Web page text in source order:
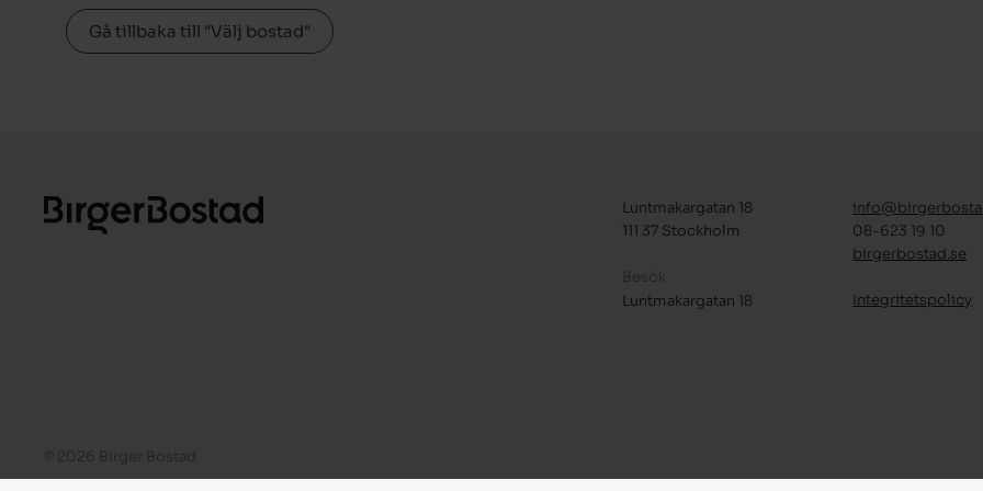
Gå tillbaka till "Välj bostad"
Luntmakargatan 18
111 37 Stockholm
Besök
Luntmakargatan 18
08-623 19 10
birgerbostad.se
Integritetspolicy
© 2026 Birger Bostad